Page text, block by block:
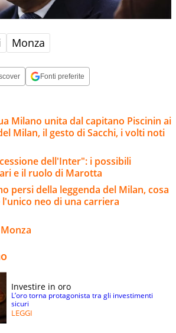
Monza
Fonti preferite
Milano unita dal capitano Piscinin ai
Milan, il gesto di Sacchi, i volti noti
dell'Inter": i possibili
e il ruolo di Marotta
persi della leggenda del Milan, cosa
neo di una carriera
Investire in oro
L’oro torna protagonista tra gli investimenti
sicuri
LEGGI